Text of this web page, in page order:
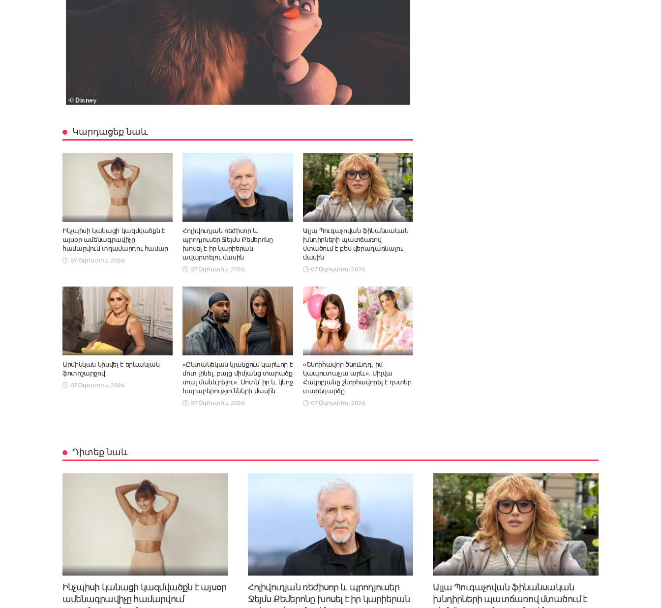
Կարդացեք նաև
Ինչպիսի կանացի կազմվածքն է
այսօր ամենագրավիչը
համարվում տղամարդու համար
07 Օգոստոս, 2026
Հոլիվուդյան ռեժիսոր և
պրոդյուսեր Ջեյմս Քեմերոնը
խոսել է իր կարիերան
ավարտելու մասին
07 Օգոստոս, 2026
Ալլա Պուգաչովան ֆինանսական
խնդիրների պատճառով
մտածում է բեմ վերադառնալու
մասին
07 Օգոստոս, 2026
Արմինկան կիսվել է երևանյան
ֆոտոշարքով
07 Օգոստոս, 2026
«Ընտանեկան կյանքում կարևոր է
մոտ լինել, բայց միմյանց տարածք
տալ մանևրելու». Մոտն՝ իր և կնոջ
հարաբերությունների մասին
07 Օգոստոս, 2026
«Շնորհավոր ծնունդդ, իմ
կապուտաչյա արև». Սիլվա
Հակոբյանը շնորհավորել է դստեր
տարեդարձը
07 Օգոստոս, 2026
Դիտեք նաև
Ինչպիսի կանացի կազմվածքն է այսօր
ամենագրավիչը համարվում
Հոլիվուդյան ռեժիսոր և պրոդյուսեր
Ջեյմս Քեմերոնը խոսել է իր կարիերան
Ալլա Պուգաչովան ֆինանսական
խնդիրների պատճառով մտածում է